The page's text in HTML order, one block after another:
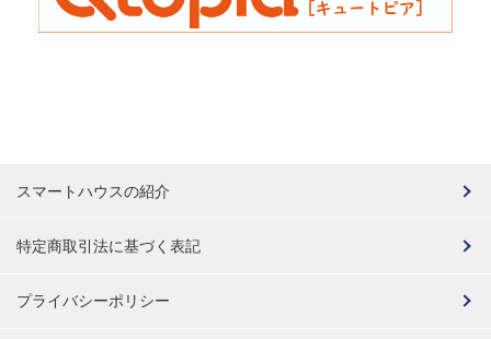
スマートハウスの紹介
特定商取引法に基づく表記
プライバシーポリシー